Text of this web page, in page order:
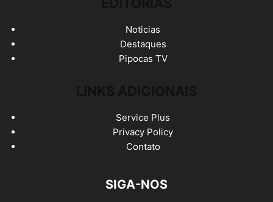
Noticias
Destaques
Pipocas TV
Service Plus
Privacy Policy
Contato
SIGA-NOS